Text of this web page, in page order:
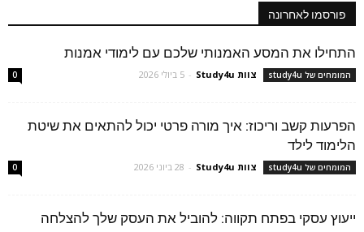
פורסמו לאחרונה
התחילו את המסע האמנותי שלכם עם לימודי אמנות
המומחים של study4u צוות Study4u - 5 ביולי 2026 0
הפרעות קשב וריכוז: איך מורה פרטי יכול להתאים את שיטת
הלימוד לילד
המומחים של study4u צוות Study4u - 28 ביוני 2026 0
ייעוץ עסקי בפתח תקווה: להוביל את העסק שלך להצלחה